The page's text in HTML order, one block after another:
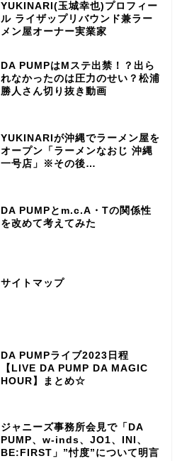
YUKINARI(玉城幸也)プロフィー
ル ライザップリバウンド兼ラー
メン屋オーナー実業家
DA PUMPはMステ出禁！？出ら
れなかったのは圧力のせい？松浦
勝人さん切り抜き動画
YUKINARIが沖縄でラーメン屋を
オープン「ラーメンなおじ 沖縄
一号店」※その後…
DA PUMPとm.c.A・Tの関係性
を改めて考えてみた
サイトマップ
DA PUMPライブ2023日程
【LIVE DA PUMP DA MAGIC
HOUR】まとめ☆
ジャニーズ事務所会見で「DA
PUMP、w-inds、JO1、INI、
BE:FIRST」”忖度”について明言